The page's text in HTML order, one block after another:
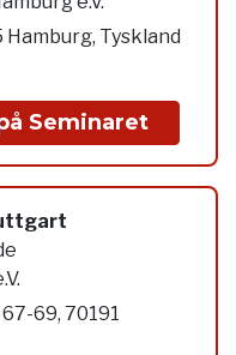
Tyskland
Seminaret
69, 70191